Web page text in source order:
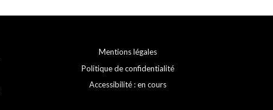
Mentions légales
Politique de confidentialité
Accessibilité : en cours